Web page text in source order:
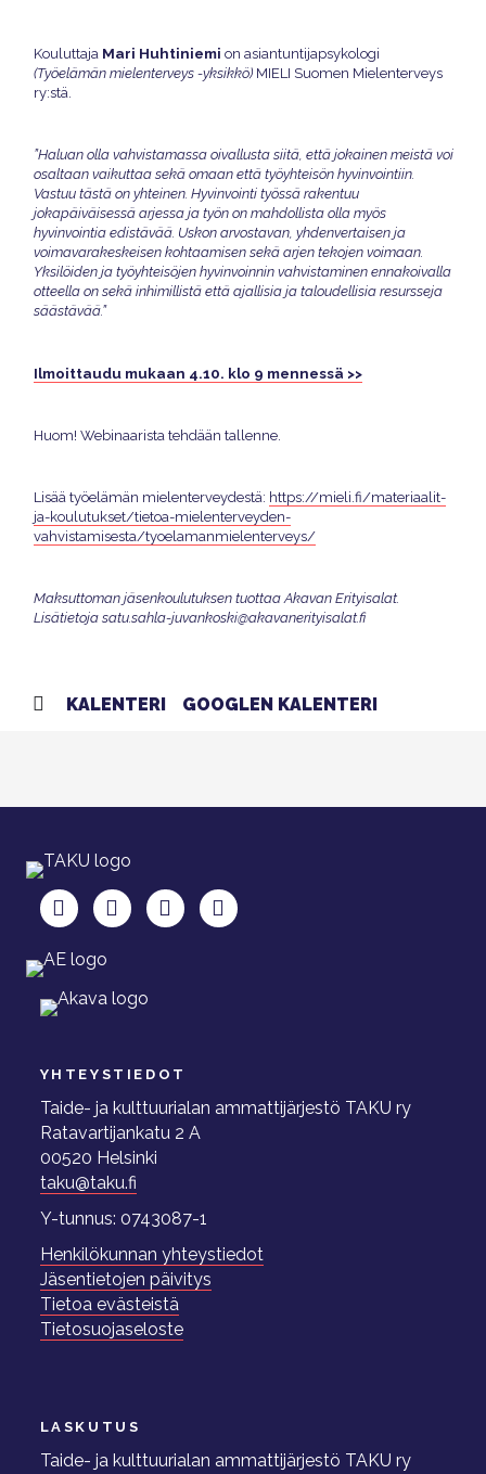
Kouluttaja Mari Huhtiniemi on asiantuntijapsykologi
(Työelämän mielenterveys -yksikkö) MIELI Suomen Mielenterveys
ry:stä.
”Haluan olla vahvistamassa oivallusta siitä, että jokainen meistä voi
osaltaan vaikuttaa sekä omaan että työyhteisön hyvinvointiin.
Vastuu tästä on yhteinen. Hyvinvointi työssä rakentuu
jokapäiväisessä arjessa ja työn on mahdollista olla myös
hyvinvointia edistävää. Uskon arvostavan, yhdenvertaisen ja
voimavarakeskeisen kohtaamisen sekä arjen tekojen voimaan.
Yksilöiden ja työyhteisöjen hyvinvoinnin vahvistaminen ennakoivalla
otteella on sekä inhimillistä että ajallisia ja taloudellisia resursseja
säästävää.”
Ilmoittaudu mukaan 4.10. klo 9 mennessä >>
Huom! Webinaarista tehdään tallenne.
Lisää työelämän mielenterveydestä: https://mieli.fi/materiaalit-
ja-koulutukset/tietoa-mielenterveyden-
vahvistamisesta/tyoelamanmielenterveys/
Maksuttoman jäsenkoulutuksen tuottaa Akavan Erityisalat.
Lisätietoja satu.sahla-juvankoski@akavanerityisalat.fi
KALENTERI GOOGLEN KALENTERI
TAKU Facebookissa
TAKU Twitterissä
TAKU Instagramissa
TAKU LinkedInissä
YHTEYSTIEDOT
Taide- ja kulttuurialan ammattijärjestö TAKU ry
Ratavartijankatu 2 A
00520 Helsinki
taku@taku.fi
Y-tunnus: 0743087-1
Henkilökunnan yhteystiedot
Jäsentietojen päivitys
Tietoa evästeistä
Tietosuojaseloste
LASKUTUS
Taide- ja kulttuurialan ammattijärjestö TAKU ry